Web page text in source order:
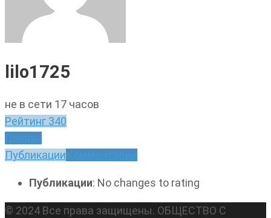
lilo1725
не в сети 17 часов
Рейтинг 340
Группы
ПубликацииКомментарии
Публикации: No changes to rating
© 2024 Все права защищены. ОБЩЕСТВО С